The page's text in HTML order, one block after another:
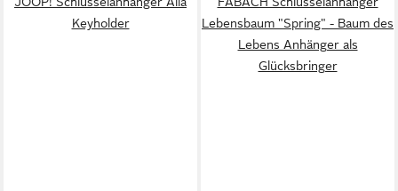
Keyholder
Lebensbaum "Spring" - Baum des
Lebens Anhänger als
Glücksbringer